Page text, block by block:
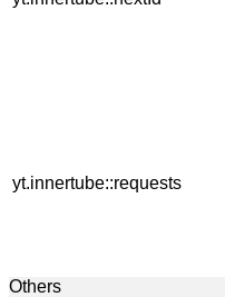
yt.innertube::requests
Others